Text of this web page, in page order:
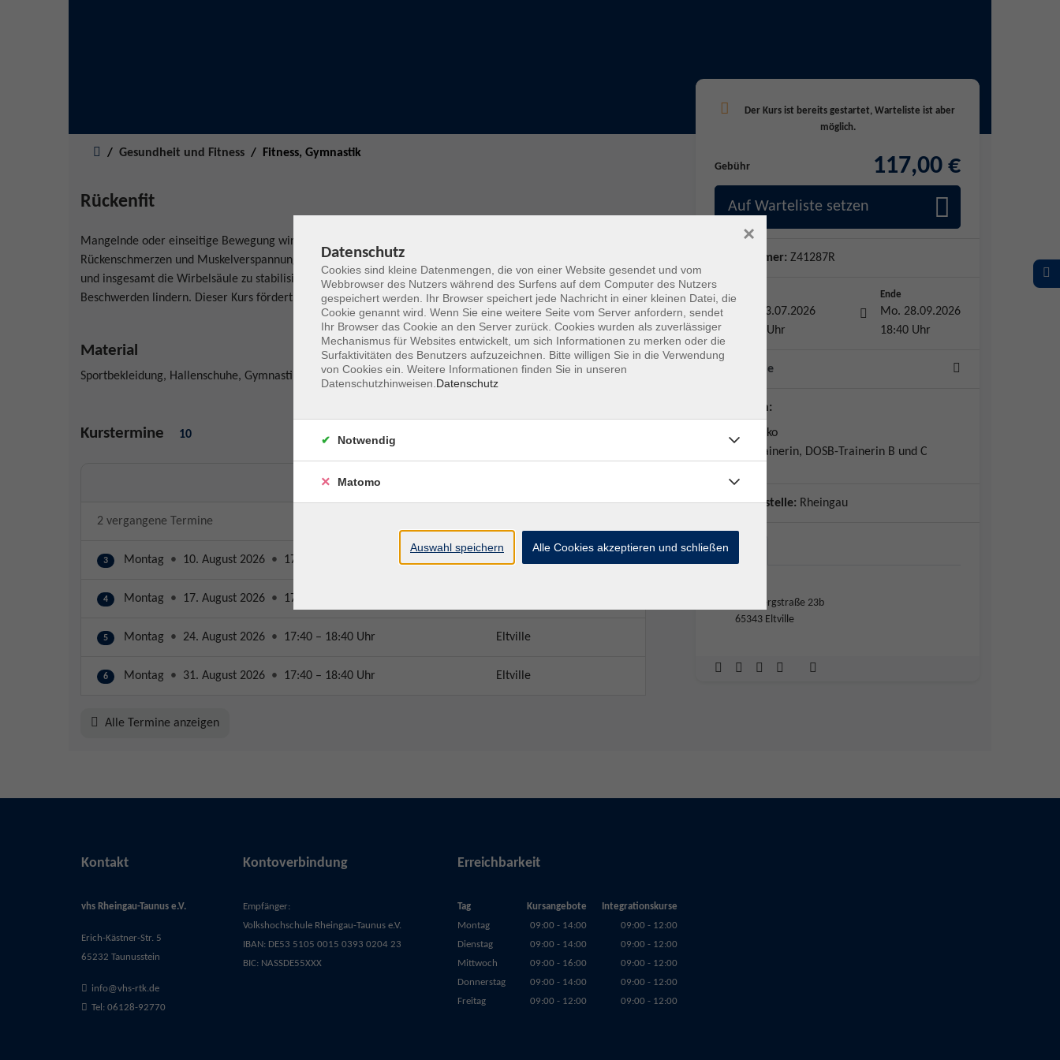
Gesundheit und Fitness
Fitness, Gymnastik
Rückenfit
Mangelnde oder einseitige Bewegung wirken sich negativ auf die Rückenmuskulatur aus. Die Folge sind
Rückenschmerzen und Muskelverspannungen. Dieser Kurs hilft, die Muskulatur zu mobilisieren, zu kräftigen
und insgesamt die Wirbelsäule zu stabilisieren. So können Sie Rückenschmerzen vorbeugen oder bestehende
Beschwerden lindern. Dieser Kurs fördert Ihre Gesundheit am Arbeitsplatz.
Material
Sportbekleidung, Hallenschuhe, Gymnastikmatte und rotes Thera-Band.
Kurstermine 10
2 vergangene Termine
3 Montag • 10. August 2026 • 17:40 – 18:40 Uhr Eltville
4 Montag • 17. August 2026 • 17:40 – 18:40 Uhr
5 Montag • 24. August 2026 • 17:40 – 18:40 Uhr Eltville
6 Montag • 31. August 2026 • 17:40 – 18:40 Uhr Eltville
Alle Termine anzeigen
Gebühr 117,00 €
Auf Warteliste setzen
Kursnummer: Z41287R
Mo. 13.07.2026
17:40 Uhr
Ende
Mo. 28.09.2026
18:40 Uhr
10 Termine
Dozent*in:
Alina Franko
Pilates-Trainerin, DOSB-Trainerin B und C
Geschäftsstelle: Rheingau
Rohrbergstraße 23b
65343 Eltville
Kontakt
vhs Rheingau-Taunus e.V.
Erich-Kästner-Str. 5
65232 Taunusstein
info@vhs-rtk.de
Tel: 06128-92770
Kontoverbindung
Empfänger:
Volkshochschule Rheingau-Taunus e.V.
IBAN: DE53 5105 0015 0393 0204 23
BIC: NASSDE55XXX
Erreichbarkeit
Tag Kursangebote
Integrationskurse
Montag
09:00 - 14:00
09:00 - 12:00
Dienstag
09:00 - 14:00
09:00 - 12:00
Mittwoch
09:00 - 16:00
09:00 - 12:00
Donnerstag
09:00 - 14:00
09:00 - 12:00
Freitag
09:00 - 12:00 09:00 - 12:00
Datenschutz
Cookies sind kleine Datenmengen, die von einer Website gesendet und vom
Webbrowser des Nutzers während des Surfens auf dem Computer des Nutzers
gespeichert werden. Ihr Browser speichert jede Nachricht in einer kleinen Datei, die
Cookie genannt wird. Wenn Sie eine weitere Seite vom Server anfordern, sendet
Ihr Browser das Cookie an den Server zurück. Cookies wurden als zuverlässiger
Mechanismus für Websites entwickelt, um sich Informationen zu merken oder die
Surfaktivitäten des Benutzers aufzuzeichnen. Bitte willigen Sie in die Verwendung
von Cookies ein. Weitere Informationen finden Sie in unseren
Datenschutzhinweisen. Datenschutz
×
Notwendig
Matomo
Auswahl speichern Alle Cookies akzeptieren und schließen